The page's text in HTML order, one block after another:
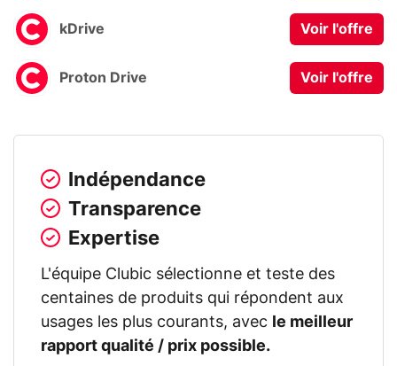
kDrive Voir l'offre
Proton Drive Voir l'offre
Indépendance
Transparence
Expertise
L'équipe Clubic sélectionne et teste des
centaines de produits qui répondent aux
usages les plus courants, avec
le meilleur
rapport qualité / prix possible.